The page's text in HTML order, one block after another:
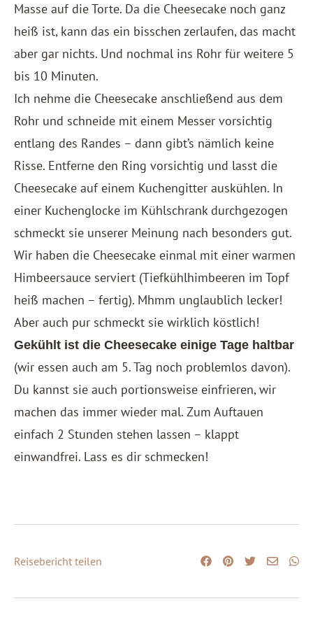
Masse auf die Torte. Da die Cheesecake noch ganz
heiß ist, kann das ein bisschen zerlaufen, das macht
aber gar nichts. Und nochmal ins Rohr für weitere 5
bis 10 Minuten.
Ich nehme die Cheesecake anschließend aus dem
Rohr und schneide mit einem Messer vorsichtig
entlang des Randes – dann gibt’s nämlich keine
Risse. Entferne den Ring vorsichtig und lasst die
Cheesecake auf einem Kuchengitter auskühlen. In
einer Kuchenglocke im Kühlschrank durchgezogen
schmeckt sie unserer Meinung nach besonders gut.
Wir haben die Cheesecake einmal mit einer warmen
Himbeersauce serviert (Tiefkühlhimbeeren im Topf
heiß machen – fertig). Mhmm unglaublich lecker!
Aber auch pur schmeckt sie wirklich köstlich!
Gekühlt ist die Cheesecake einige Tage haltbar
(wir essen auch am 5. Tag noch problemlos davon).
Du kannst sie auch portionsweise einfrieren, wir
machen das immer wieder mal. Zum Auftauen
einfach 2 Stunden stehen lassen – klappt
einwandfrei. Lass es dir schmecken!
Reisebericht teilen